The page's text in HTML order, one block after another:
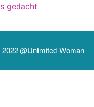
gedacht.
2022 @unlimited-Woman